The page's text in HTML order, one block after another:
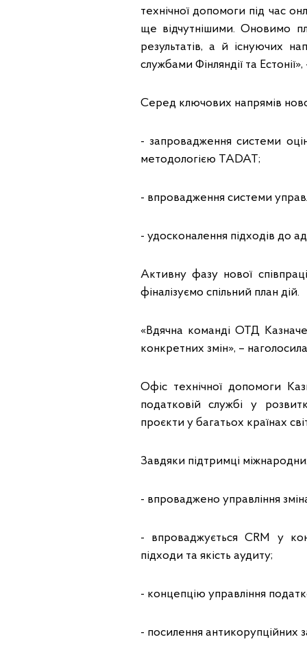
технічної допомоги під час
ще відчутнішими. Оновимо
результатів, а й існуючих
службами Фінляндії та
Серед ключових напрямів
- запровадження системи
методологією TADAT;
- впровадження системи
- удосконалення підходів до
Активну фазу нової
фіналізуємо спільний план дій.
«Вдячна команді ОТД
конкретних змін», –
Офіс технічної допомоги
податковій службі у
проєкти у багатьох країнах
Завдяки підтримці
- впроваджено управління
- впроваджується CRM у
підходи та якість аудиту;
- концепцію управління
- посилення антикорупційних